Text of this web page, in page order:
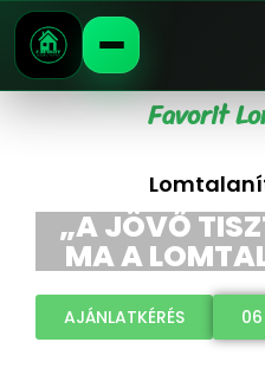
Favorit
„A JÖVŐ
MA A
AJÁNLATKÉRÉS